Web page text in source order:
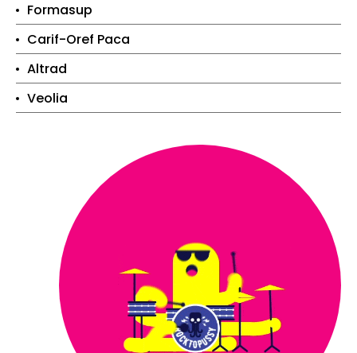
Formasup
Carif-Oref Paca
Altrad
Veolia